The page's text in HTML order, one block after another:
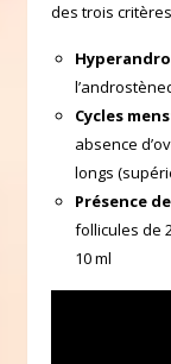
des trois
Cycles
absence
longs
Présence
follicules de
10 ml